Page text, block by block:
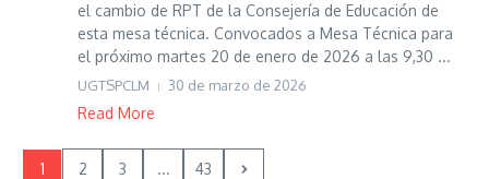
el cambio de RPT de la Consejería de Educación de
esta mesa técnica. Convocados a Mesa Técnica para
el próximo martes 20 de enero de 2026 a las 9,30 ...
UGTSPCLM 30 de marzo de 2026
Read More
1 2 3 ... 43